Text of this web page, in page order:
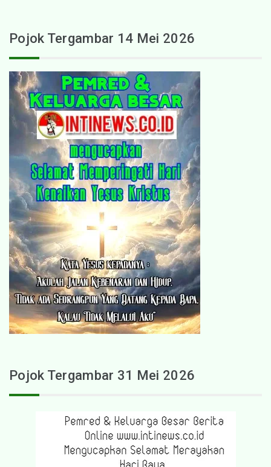
Pojok Tergambar 14 Mei 2026
Pojok Tergambar 31 Mei 2026